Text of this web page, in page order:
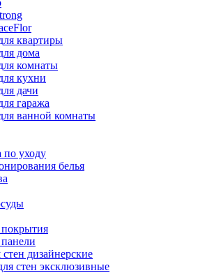
квартиры
дома
комнаты
кухни
дачи
гаража
ванной комнаты
по уходу
белья
дизайнерские
стен эксклюзивные